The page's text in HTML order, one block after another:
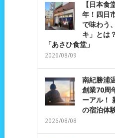
【日本食
年！四日
で味わう
キ」とは
「あさひ食堂」
2026/08/09
南紀勝浦
創業70周
ーアル！
の宿泊体
2026/08/08